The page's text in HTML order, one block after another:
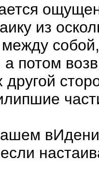
из
между
а потом
другой